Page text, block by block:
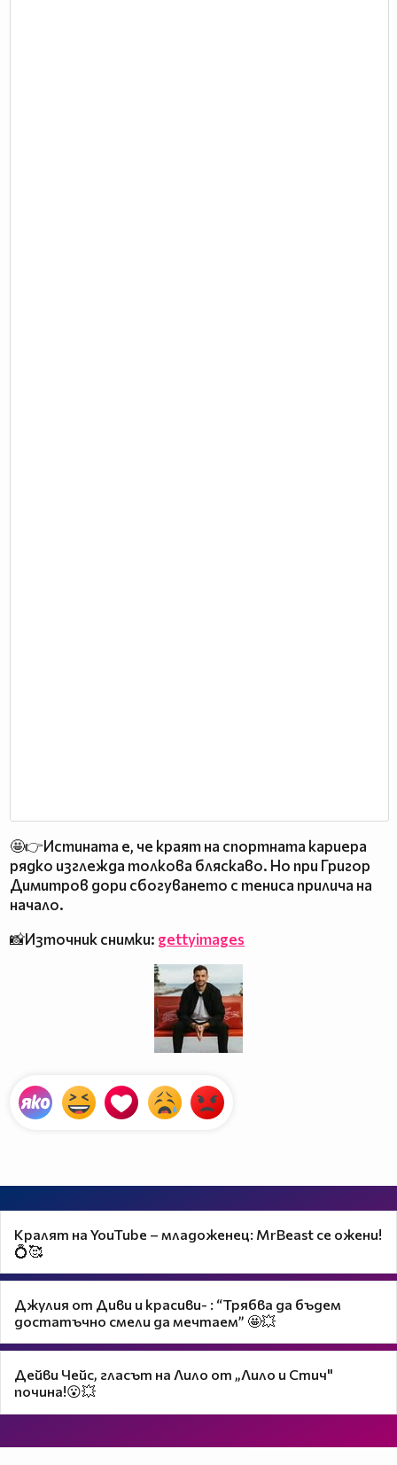
🤩👉Истината е, че краят на спортната кариера
рядко изглежда толкова бляскаво. Но при Григор
Димитров дори сбогуването с тениса прилича на
начало.
📸Източник снимки: gettyimages
Кралят на YouTube – младоженец: MrBeast се ожени!
💍🥰
Джулия от Диви и красиви- : “Трябва да бъдем
достатъчно смели да мечтаем” 🤩💥
Дейви Чейс, гласът на Лило от „Лило и Стич"
почина!😮💥